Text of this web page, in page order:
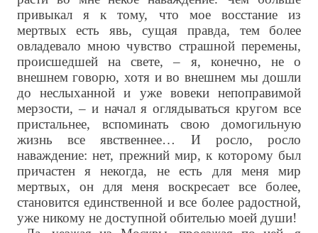
привыкал я к тому, что мое восстание из
мертвых есть явь, сущая правда, тем более
овладевало мною чувство страшной перемены,
происшедшей на свете, – я, конечно, не о
внешнем говорю, хотя и во внешнем мы дошли
до неслыханной и уже вовеки непоправимой
мерзости, – и начал я оглядываться кругом все
пристальнее, вспоминать свою домогильную
жизнь все явственнее… И росло, росло
наваждение: нет, прежний мир, к которому был
причастен я некогда, не есть для меня мир
мертвых, он для меня воскресает все более,
становится единственной и все более радостной,
уже никому не доступной обителью моей души!